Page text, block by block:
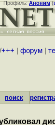
Профиль:Аноним(
+++ форум|
поиск